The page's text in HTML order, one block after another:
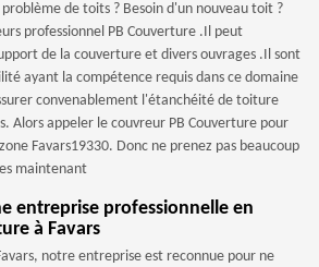
de toits ? Besoin d'un nouveau toit ?
professionnel PB Couverture .Il peut
de la couverture et divers ouvrages .Il sont
ayant la compétence requis dans ce domaine
convenablement l'étanchéité de toiture
Alors appeler le couvreur PB Couverture pour
Favars19330. Donc ne prenez pas beaucoup
maintenant
entreprise professionnelle en
à Favars
notre entreprise est reconnue pour ne